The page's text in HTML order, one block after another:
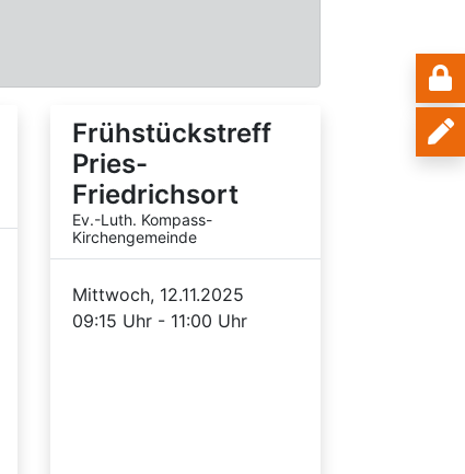
Frühstückstreff
Pries-
Friedrichsort
Ev.-Luth. Kompass-
Kirchengemeinde
Mittwoch, 12.11.2025
09:15 Uhr - 11:00 Uhr